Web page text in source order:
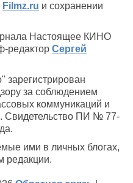
Filmz.ru и сохранении
Настоящее КИНО
редактор Сергей
за соблюдением
коммуникаций и
Свидетельство ПИ № 77-
ими в личных блогах,
редакции.